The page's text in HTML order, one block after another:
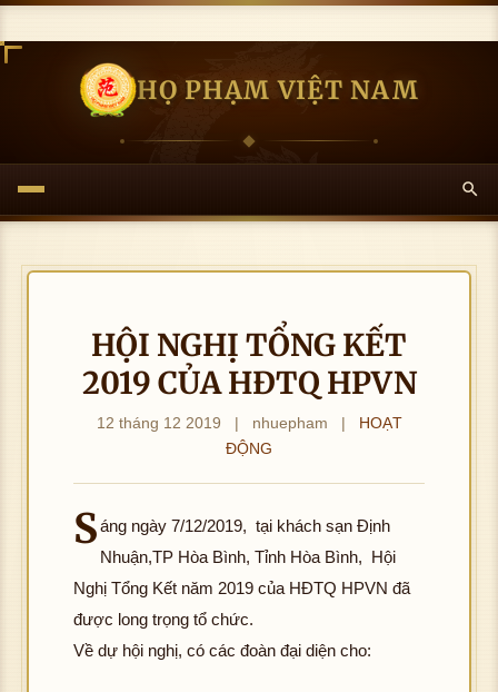
HỌ PHẠM VIỆT NAM
HỘI NGHỊ TỔNG KẾT
2019 CỦA HĐTQ HPVN
12 tháng 12 2019 | nhuepham |
HOẠT
ĐỘNG
Sáng ngày 7/12/2019, tại khách sạn Định
Nhuận,TP Hòa Bình, Tỉnh Hòa Bình, Hội
Nghị Tổng Kết năm 2019 của HĐTQ HPVN đã
được long trọng tổ chức.
Về dự hội nghị, có các đoàn đại diện cho: